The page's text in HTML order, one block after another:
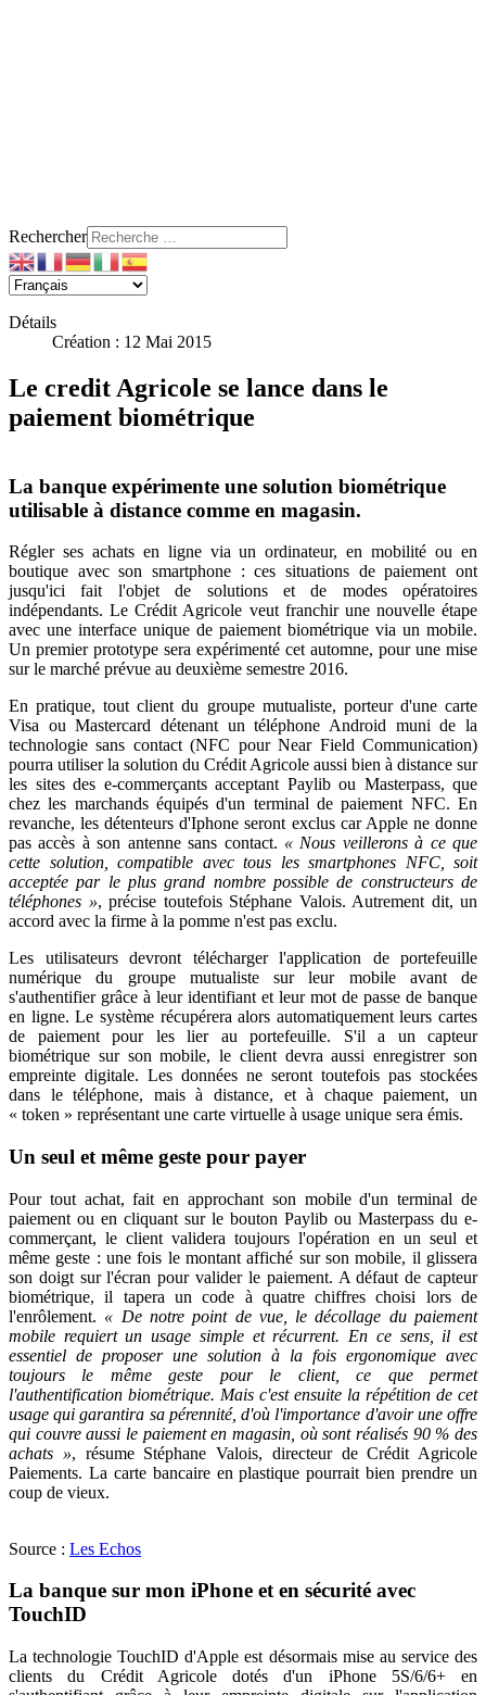
Rechercher
Détails
Création : 12 Mai 2015
Le credit Agricole se lance dans le
paiement biométrique
La banque expérimente une solution biométrique
utilisable à distance comme en magasin.
Régler ses achats en ligne via un ordinateur, en mobilité ou en
boutique avec son smartphone : ces situations de paiement ont
jusqu'ici fait l'objet de solutions et de modes opératoires
indépendants. Le Crédit Agricole veut franchir une nouvelle étape
avec une interface unique de paiement biométrique via un mobile.
Un premier prototype sera expérimenté cet automne, pour une mise
sur le marché prévue au deuxième semestre 2016.
En pratique, tout client du groupe mutualiste, porteur d'une carte
Visa ou Mastercard détenant un téléphone Android muni de la
technologie sans contact (NFC pour Near Field Communication)
pourra utiliser la solution du Crédit Agricole aussi bien à distance sur
les sites des e-commerçants acceptant Paylib ou Masterpass, que
chez les marchands équipés d'un terminal de paiement NFC. En
revanche, les détenteurs d'Iphone seront exclus car Apple ne donne
pas accès à son antenne sans contact. « Nous veillerons à ce que
cette solution, compatible avec tous les smartphones NFC, soit
acceptée par le plus grand nombre possible de constructeurs de
téléphones », précise toutefois Stéphane Valois. Autrement dit, un
accord avec la firme à la pomme n'est pas exclu.
Les utilisateurs devront télécharger l'application de portefeuille
numérique du groupe mutualiste sur leur mobile avant de
s'authentifier grâce à leur identifiant et leur mot de passe de banque
en ligne. Le système récupérera alors automatiquement leurs cartes
de paiement pour les lier au portefeuille. S'il a un capteur
biométrique sur son mobile, le client devra aussi enregistrer son
empreinte digitale. Les données ne seront toutefois pas stockées
dans le téléphone, mais à distance, et à chaque paiement, un
« token » représentant une carte virtuelle à usage unique sera émis.
Un seul et même geste pour payer
Pour tout achat, fait en approchant son mobile d'un terminal de
paiement ou en cliquant sur le bouton Paylib ou Masterpass du e-
commerçant, le client validera toujours l'opération en un seul et
même geste : une fois le montant affiché sur son mobile, il glissera
son doigt sur l'écran pour valider le paiement. A défaut de capteur
biométrique, il tapera un code à quatre chiffres choisi lors de
l'enrôlement. « De notre point de vue, le décollage du paiement
mobile requiert un usage simple et récurrent. En ce sens, il est
essentiel de proposer une solution à la fois ergonomique avec
toujours le même geste pour le client, ce que permet
l'authentification biométrique. Mais c'est ensuite la répétition de cet
usage qui garantira sa pérennité, d'où l'importance d'avoir une offre
qui couvre aussi le paiement en magasin, où sont réalisés 90 % des
achats », résume Stéphane Valois, directeur de Crédit Agricole
Paiements. La carte bancaire en plastique pourrait bien prendre un
coup de vieux.
Source : Les Echos
La banque sur mon iPhone et en sécurité avec
TouchID
La technologie TouchID d'Apple est désormais mise au service des
clients du Crédit Agricole dotés d'un iPhone 5S/6/6+ en